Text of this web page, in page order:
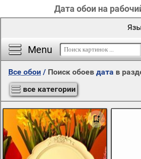
Дата обои на
Menu
Все обои / Поиск обоев дата в
все категории